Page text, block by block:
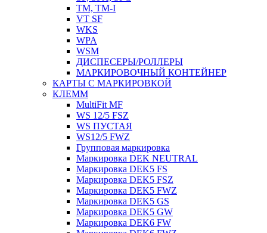
TM, TM-I
VT SF
WKS
WPA
WSM
ДИСПЕСЕРЫ/РОЛЛЕРЫ
МАРКИРОВОЧНЫЙ КОНТЕЙНЕР
КАРТЫ С МАРКИРОВКОЙ
КЛЕММ
MultiFit MF
WS 12/5 FSZ
WS ПУСТАЯ
WS12/5 FWZ
Групповая маркировка
Маркировка DEK NEUTRAL
Маркировка DEK5 FS
Маркировка DEK5 FSZ
Маркировка DEK5 FWZ
Маркировка DEK5 GS
Маркировка DEK5 GW
Маркировка DEK6 FW